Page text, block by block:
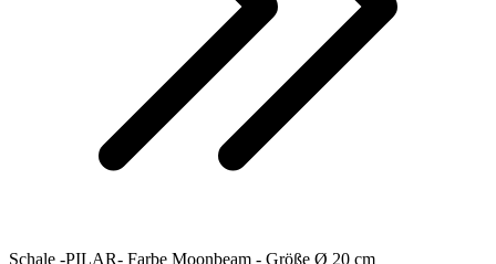
Schale -PILAR- Farbe Moonbeam - Größe Ø 20 cm